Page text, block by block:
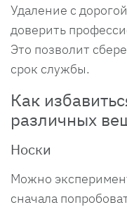
Удаление с
доверить
Это позволит
срок службы.
Как
различных
Носки
Можно
сначала